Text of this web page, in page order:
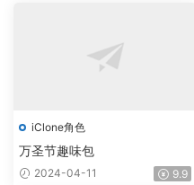
iClone角色
万圣节趣味包
2024-04-11 9.9